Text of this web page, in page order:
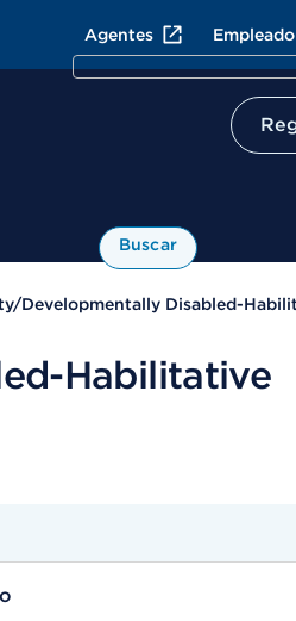
Agentes
Buscar
Developmentally Disabled-
Habilitative